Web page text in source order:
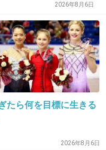
から、まあ批判する
」
2026年8月6日
たら何を目標に生きる
2026年8月6日